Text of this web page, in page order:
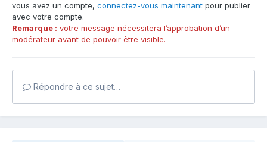
vous avez un compte, connectez-vous maintenant pour publier
avec votre compte.
Remarque : votre message nécessitera l’approbation d’un
modérateur avant de pouvoir être visible.
Répondre à ce sujet…